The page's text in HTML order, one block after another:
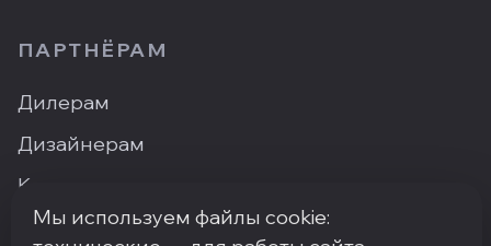
ПАРТНЁРАМ
Дилерам
Дизайнерам
Контакты
Где купить
Мы используем файлы cookie: